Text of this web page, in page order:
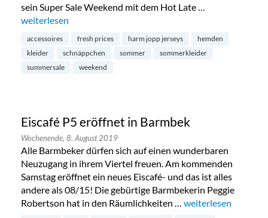
sein Super Sale Weekend mit dem Hot Late …
„Summersale bei Harm Jopp in Eppendorf“
weiterlesen
accessoires fresh prices harm jopp jerseys
hemden
kleider
schnäppchen sommer
sommerkleider
summersale
weekend
Eiscafé P5 eröffnet in Barmbek
Wochenende, 8. August 2019
Alle Barmbeker dürfen sich auf einen wunderbaren
Neuzugang in ihrem Viertel freuen. Am kommenden
Samstag eröffnet ein neues Eiscafé- und das ist alles
andere als 08/15! Die gebürtige Barmbekerin Peggie
Robertson hat in den Räumlichkeiten … „Eiscafé P5 eröffnet
weiterlesen